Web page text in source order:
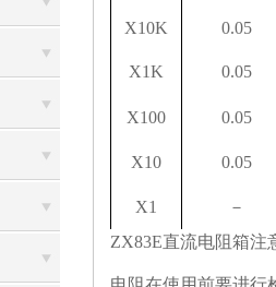
X10K 0.05
X1K 0.05
X100 0.05
X10 0.05
X1
－
ZX83E直流电阻箱注